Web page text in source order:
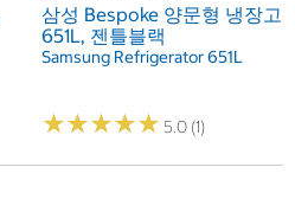
삼성 Bespoke 양문형 냉장고
651L, 젠틀블랙
Samsung Refrigerator 651L
★★★★★
★★★★★ 5.0 (1)